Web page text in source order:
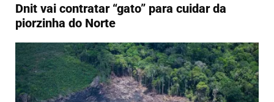
Dnit vai contratar “gato” para cuidar da
piorzinha do Norte